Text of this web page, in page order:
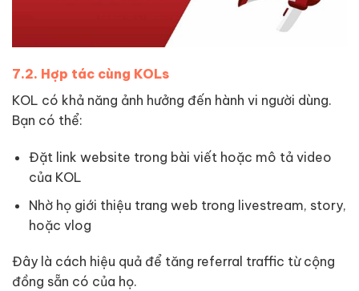
7.2. Hợp tác cùng KOLs
KOL có khả năng ảnh hưởng đến hành vi người dùng.
Bạn có thể:
Đặt link website trong bài viết hoặc mô tả video
của KOL
Nhờ họ giới thiệu trang web trong livestream, story,
hoặc vlog
Đây là cách hiệu quả để tăng referral traffic từ cộng
đồng sẵn có của họ.